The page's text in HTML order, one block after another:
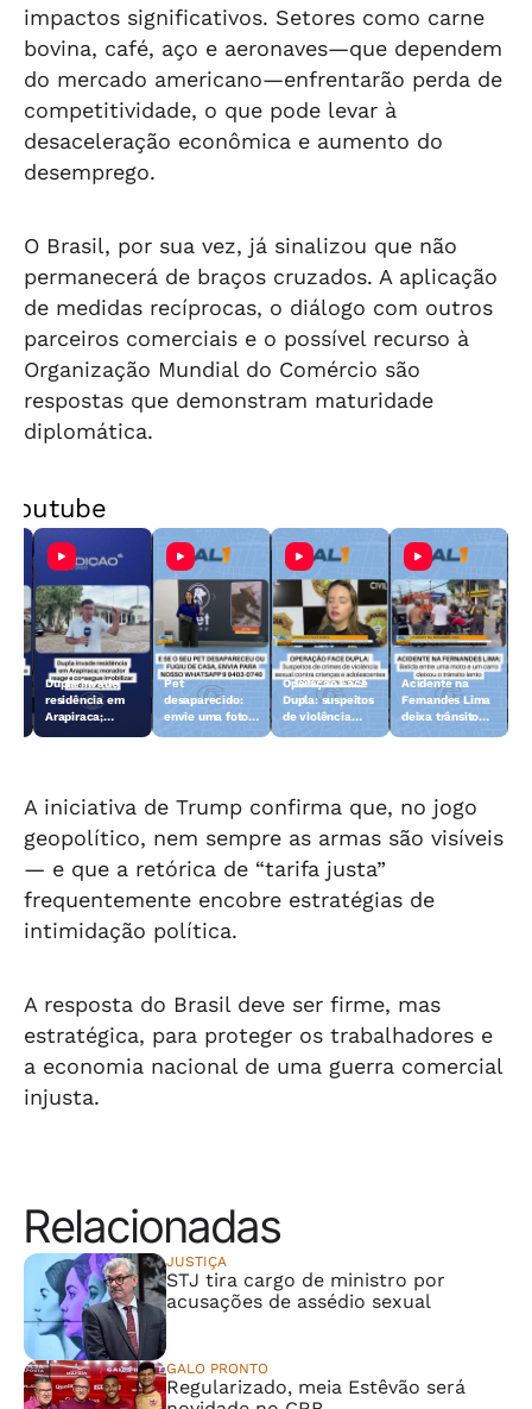
impactos significativos. Setores como carne
bovina, café, aço e aeronaves—que dependem
do mercado americano—enfrentarão perda de
competitividade, o que pode levar à
desaceleração econômica e aumento do
desemprego.
O Brasil, por sua vez, já sinalizou que não
permanecerá de braços cruzados. A aplicação
de medidas recíprocas, o diálogo com outros
parceiros comerciais e o possível recurso à
Organização Mundial do Comércio são
respostas que demonstram maturidade
diplomática.
Dupla invade
residência em
Arapiraca;
Pet
desaparecido:
envie uma foto
Operação Face
Dupla: suspeitos
de violência
Acidente na
Fernandes Lima
deixa trânsito
A iniciativa de Trump confirma que, no jogo
geopolítico, nem sempre as armas são visíveis
— e que a retórica de “tarifa justa”
frequentemente encobre estratégias de
intimidação política.
A resposta do Brasil deve ser firme, mas
estratégica, para proteger os trabalhadores e
a economia nacional de uma guerra comercial
injusta.
Relacionadas
JUSTIÇA
STJ tira cargo de ministro por
acusações de assédio sexual
GALO PRONTO
Regularizado, meia Estêvão será